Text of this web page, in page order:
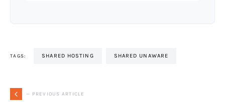
TAGS: SHARED HOSTING SHARED UNAWARE
— PREVIOUS ARTICLE